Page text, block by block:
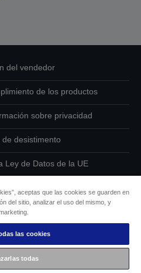
del vendedor
de los productos
sobre privacidad
desistimento
Ley de Datos de la UE
sobre cookies
de Epson
Seiko Epson
aceptas que las cookies se guarden en
del sitio, analizar el uso del mismo, y
las cookies
todas